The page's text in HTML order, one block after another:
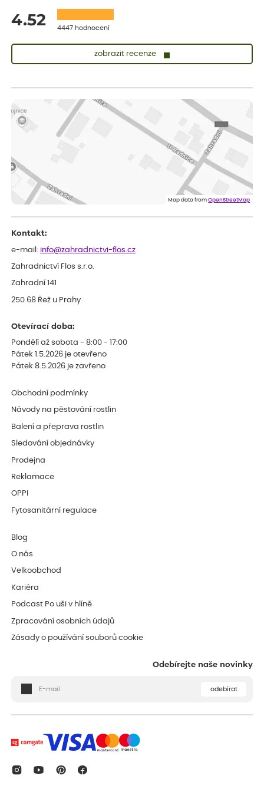
4.52 4447 hodnocení
zobrazit recenze
vše v naprostém pořádku
ověřený nákup před 1 dnem
Jana
Flos je nejlepší &#129321;
Map data fromOpenStreetMap
Kontakt:
e-mail: info@zahradnictvi-flos.cz
Zahradnictví Flos s.r.o.
Zahradní 141
250 68 Řež u Prahy
Otevírací doba:
Pondělí až sobota - 8:00 - 17:00
Pátek 1.5.2026 je otevřeno
Pátek 8.5.2026 je zavřeno
Obchodní podmínky
Návody na pěstování rostlin
Balení a přeprava rostlin
Sledování objednávky
Prodejna
Reklamace
OPPI
Fytosanitární regulace
Blog
O nás
Velkoobchod
Kariéra
Podcast Po uši v hlíně
Zpracování osobních údajů
Zásady o používání souborů cookie
Odebírejte naše novinky
odebírat